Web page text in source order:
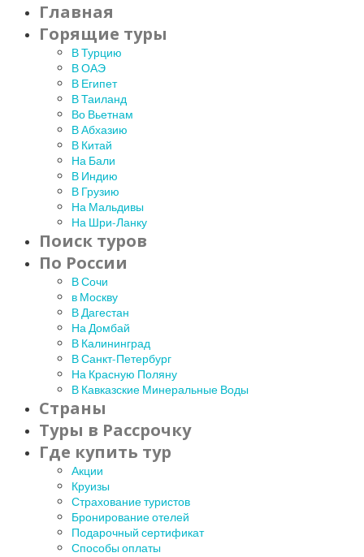
Главная
Горящие туры
В Турцию
В ОАЭ
В Египет
В Таиланд
Во Вьетнам
В Абхазию
В Китай
На Бали
В Индию
В Грузию
На Мальдивы
На Шри-Ланку
Поиск туров
По России
В Сочи
в Москву
В Дагестан
На Домбай
В Калининград
В Санкт-Петербург
На Красную Поляну
В Кавказские Минеральные Воды
Страны
Туры в Рассрочку
Где купить тур
Акции
Круизы
Страхование туристов
Бронирование отелей
Подарочный сертификат
Способы оплаты